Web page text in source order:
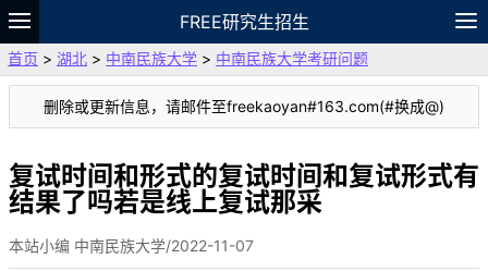
FREE研究生招生
题库
故事 专题 APP 笔记
论坛
VIP
资料
首页 > 湖北 > 中南民族大学 > 中南民族大学考研问题
删除或更新信息，请邮件至freekaoyan#163.com(#换成@)
复试时间和形式的复试时间和复试形式有
结果了吗若是线上复试那采
本站小编 中南民族大学/2022-11-07